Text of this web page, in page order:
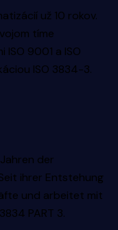
už 10 rokov.
tíme
9001 a ISO
ISO 3834-3.
der
ihrer Entstehung
und arbeitet mit
PART 3.